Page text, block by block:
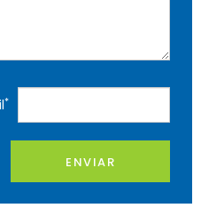
*
ENVIAR